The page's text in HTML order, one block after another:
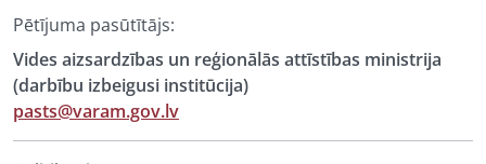
Pētījuma pasūtītājs:
Vides aizsardzības un reģionālās attīstības ministrija
(darbību izbeigusi institūcija)
pasts@varam.gov.lv